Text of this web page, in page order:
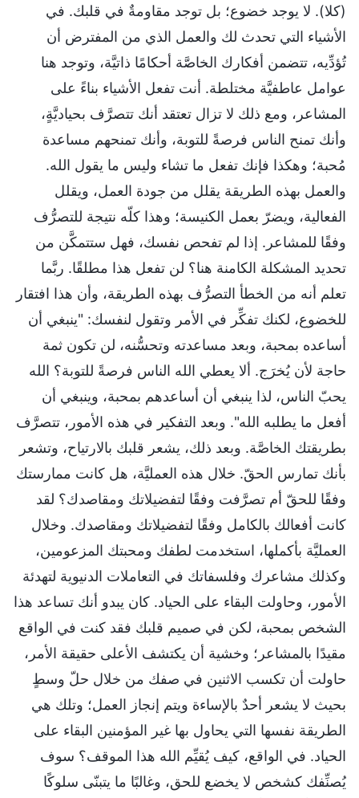
(كلا). لا يوجد خضوع؛ بل توجد مقاومةٌ في قلبك. في
الأشياء التي تحدث لك والعمل الذي من المفترض أن
تُؤدِّيه، تتضمن أفكارك الخاصَّة أحكامًا ذاتيَّة، وتوجد هنا
عوامل عاطفيَّة مختلطة. أنت تفعل الأشياء بناءً على
المشاعر، ومع ذلك لا تزال تعتقد أنك تتصرَّف بحياديَّةٍ،
وأنك تمنح الناس فرصةً للتوبة، وأنك تمنحهم مساعدة
مُحبة؛ وهكذا فإنك تفعل ما تشاء وليس ما يقول الله.
والعمل بهذه الطريقة يقلل من جودة العمل، ويقلل
الفعالية، ويضرّ بعمل الكنيسة؛ وهذا كلّه نتيجة للتصرُّف
وفقًا للمشاعر. إذا لم تفحص نفسك، فهل ستتمكَّن من
تحديد المشكلة الكامنة هنا؟ لن تفعل هذا مطلقًا. ربَّما
تعلم أنه من الخطأ التصرُّف بهذه الطريقة، وأن هذا افتقار
للخضوع، لكنك تفكِّر في الأمر وتقول لنفسك: "ينبغي أن
أساعده بمحبة، وبعد مساعدته وتحسُّنه، لن تكون ثمة
حاجة لأن يُخرَج. ألا يعطي الله الناس فرصةً للتوبة؟ الله
يحبّ الناس، لذا ينبغي أن أساعدهم بمحبة، وينبغي أن
أفعل ما يطلبه الله". وبعد التفكير في هذه الأمور، تتصرَّف
بطريقتك الخاصَّة. وبعد ذلك، يشعر قلبك بالارتياح، وتشعر
بأنك تمارس الحقّ. خلال هذه العمليَّة، هل كانت ممارستك
وفقًا للحقّ أم تصرَّفت وفقًا لتفضيلاتك ومقاصدك؟ لقد
كانت أفعالك بالكامل وفقًا لتفضيلاتك ومقاصدك. وخلال
العمليَّة بأكملها، استخدمت لطفك ومحبتك المزعومين،
وكذلك مشاعرك وفلسفاتك في التعاملات الدنيوية لتهدئة
الأمور، وحاولت البقاء على الحياد. كان يبدو أنك تساعد هذا
الشخص بمحبة، لكن في صميم قلبك فقد كنت في الواقع
مقيدًا بالمشاعر؛ وخشية أن يكتشف الأعلى حقيقة الأمر،
حاولت أن تكسب الاثنين في صفك من خلال حلّ وسطٍ
بحيث لا يشعر أحدٌ بالإساءة ويتم إنجاز العمل؛ وتلك هي
الطريقة نفسها التي يحاول بها غير المؤمنين البقاء على
الحياد. في الواقع، كيف يُقيِّم الله هذا الموقف؟ سوف
يُصنِّفك كشخص لا يخضع للحق، وغالبًا ما يتبنّى سلوكًا